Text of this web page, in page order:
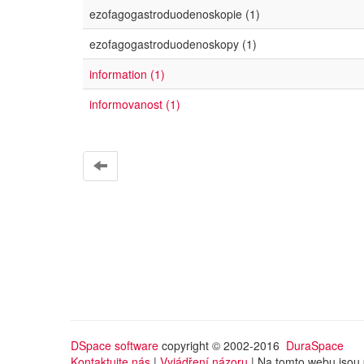
ezofagogastroduodenoskopie (1)
ezofagogastroduodenoskopy (1)
information (1)
informovanost (1)
DSpace software copyright © 2002-2016 DuraSpace